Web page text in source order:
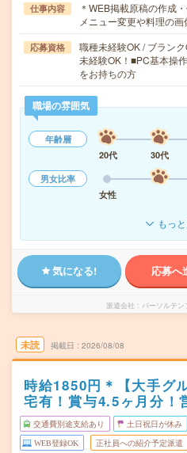
仕事内容
＊WEB掲載原稿の作成
メニュー変更や料理の
応募資格
職種未経験OK / ブラン
未経験OK！■PC基本操
をお持ちの方
職場の雰囲気
年齢層
20代
30代
男女比率
女性
もっ
気になる! 応募へ
派遣会社 パーソルテン
未読 掲載日 2026/08/08
時給1850円＊【大手グ
宅有！賞与4.5ヶ月分！
交通費別途支給あり 土日祝日が休み
WEB登録OK 正社員への紹介予定派遣